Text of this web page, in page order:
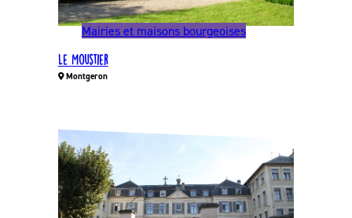
Mairies et maisons bourgeoises
Le Moustier
Montgeron